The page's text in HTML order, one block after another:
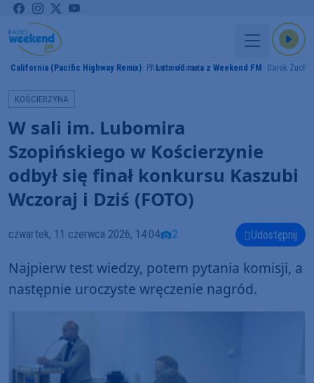
California (Pacific Highway Remix) Phantom Planet
Lato od rana z Weekend FM Darek
KOŚCIERZYNA
W sali im. Lubomira
Szopińskiego w Kościerzynie
odbył się finał konkursu Kaszubi
Wczoraj i Dziś (FOTO)
czwartek, 11 czerwca 2026, 14:04 2 Udostępnij
Najpierw test wiedzy, potem pytania komisji, a
następnie uroczyste wręczenie nagród.